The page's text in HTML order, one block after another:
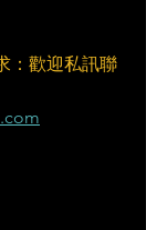
：歡迎私訊聯